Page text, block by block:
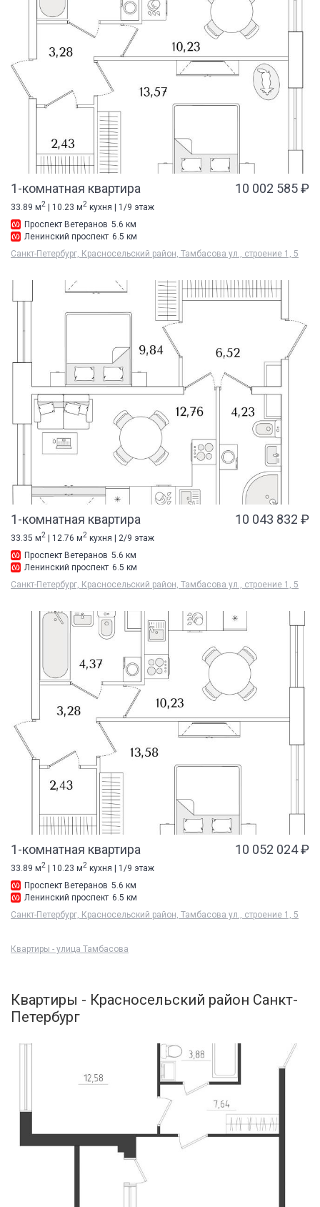
1-комнатная квартира 10 002 585 ₽
33.89 м2 | 10.23 м2 кухня | 1/9 этаж
Проспект Ветеранов 5.6 км
Ленинский проспект 6.5 км
Санкт-Петербург, Красносельский район, Тамбасова ул., строение 1, 5
1-комнатная квартира 10 043 832 ₽
33.35 м2 | 12.76 м2 кухня | 2/9 этаж
Проспект Ветеранов 5.6 км
Ленинский проспект 6.5 км
Санкт-Петербург, Красносельский район, Тамбасова ул., строение 1, 5
1-комнатная квартира 10 052 024 ₽
33.89 м2 | 10.23 м2 кухня | 1/9 этаж
Проспект Ветеранов 5.6 км
Ленинский проспект 6.5 км
Санкт-Петербург, Красносельский район, Тамбасова ул., строение 1, 5
Квартиры - улица Тамбасова
Квартиры - Красносельский район Санкт-
Петербург